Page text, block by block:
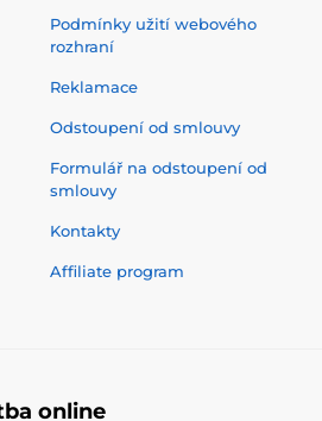
Podmínky užití webového
rozhraní
Reklamace
Odstoupení od smlouvy
Formulář na odstoupení od
smlouvy
Kontakty
Affiliate program
online